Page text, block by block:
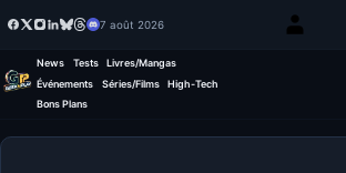
7 août 2026
News Tests
Livres/Mangas
Événements
Séries/Films
High-Tech
Bons Plans